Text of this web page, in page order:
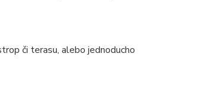
či terasu, alebo jednoducho